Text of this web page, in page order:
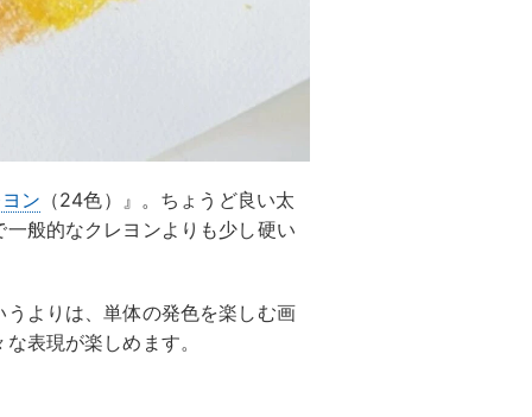
ン （24色）』。ちょうど良い太
般的なクレヨンよりも少し硬い
よりは、単体の発色を楽しむ画
表現が楽しめます。